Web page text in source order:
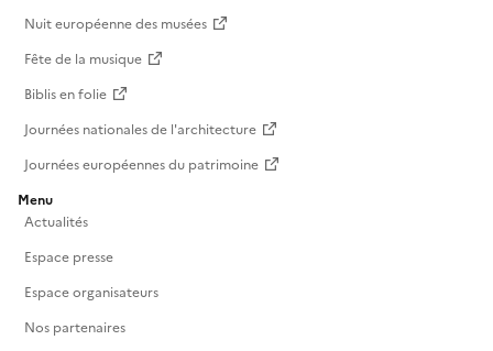
Nuit européenne des musées
Fête de la musique
Biblis en folie
Journées nationales de l'architecture
Journées européennes du patrimoine
Menu
Actualités
Espace presse
Espace organisateurs
Nos partenaires